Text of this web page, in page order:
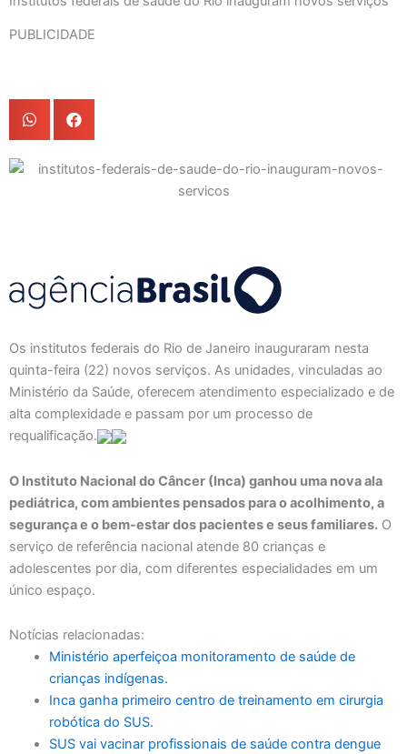
PUBLICIDADE
Os institutos federais do Rio de Janeiro inauguraram nesta
quinta-feira (22) novos serviços. As unidades, vinculadas ao
Ministério da Saúde, oferecem atendimento especializado e de
alta complexidade e passam por um processo de
requalificação.
O Instituto Nacional do Câncer (Inca) ganhou uma nova ala
pediátrica, com ambientes pensados para o acolhimento, a
segurança e o bem-estar dos pacientes e seus familiares. O
serviço de referência nacional atende 80 crianças e
adolescentes por dia, com diferentes especialidades em um
único espaço.
Notícias relacionadas:
Ministério aperfeiçoa monitoramento de saúde de
crianças indígenas.
Inca ganha primeiro centro de treinamento em cirurgia
robótica do SUS.
SUS vai vacinar profissionais de saúde contra dengue